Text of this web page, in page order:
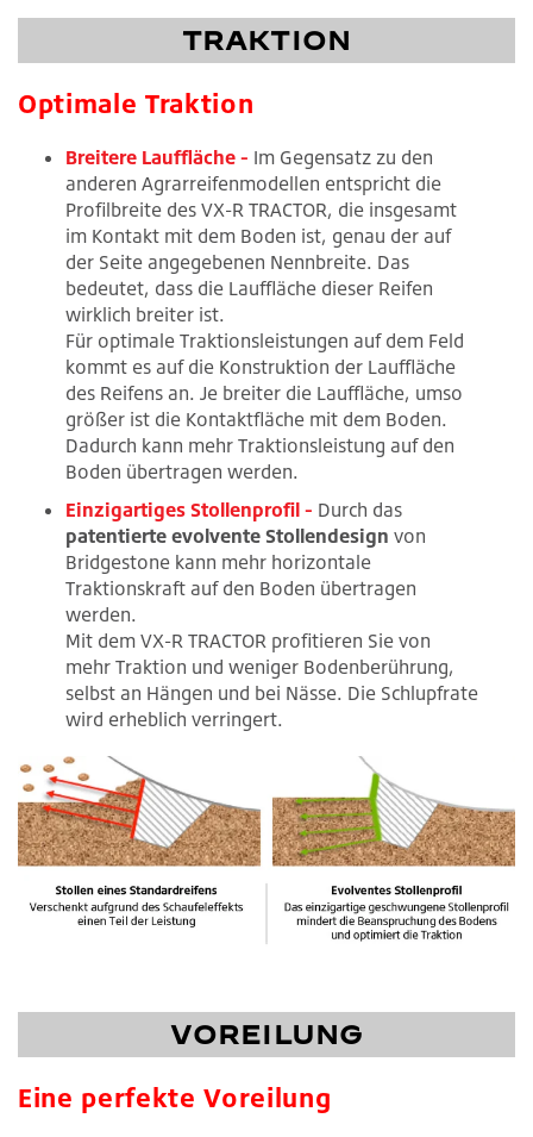
TRAKTION
Optimale Traktion
Breitere Lauffläche - Im Gegensatz zu den
anderen Agrarreifenmodellen entspricht die
Profilbreite des VX-R TRACTOR, die insgesamt
im Kontakt mit dem Boden ist, genau der auf
der Seite angegebenen Nennbreite. Das
bedeutet, dass die Lauffläche dieser Reifen
wirklich breiter ist.
Für optimale Traktionsleistungen auf dem Feld
kommt es auf die Konstruktion der Lauffläche
des Reifens an. Je breiter die Lauffläche, umso
größer ist die Kontaktfläche mit dem Boden.
Dadurch kann mehr Traktionsleistung auf den
Boden übertragen werden.
Einzigartiges Stollenprofil - Durch das
patentierte evolvente Stollendesign von
Bridgestone kann mehr horizontale
Traktionskraft auf den Boden übertragen
werden.
Mit dem VX-R TRACTOR profitieren Sie von
mehr Traktion und weniger Bodenberührung,
selbst an Hängen und bei Nässe. Die Schlupfrate
wird erheblich verringert.
VOREILUNG
Eine perfekte Voreilung